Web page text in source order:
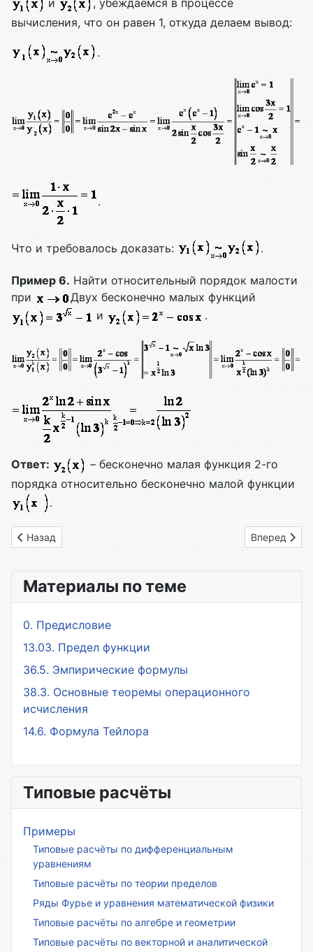
и
, убеждаемся в процессе
вычисления, что он равен 1, откуда делаем вывод:
.
.
Что и требовалось доказать: .
Пример 6. Найти относительный порядок малости
при
Двух бесконечно малых функций
и
.
Ответ:
– бесконечно малая функция 2-го
порядка относительно бесконечно малой функции
.
Предыдущий: 6.5 Вычисление пределов с помощью правила
Назад Следующий:
Вперед
Материалы по теме
0. Предисловие
13.03. Предел функции
36.5. Эмпирические формулы
38.3. Основные теоремы операционного
исчисления
14.6. Формула Тейлора
Типовые расчёты
Примеры
Типовые расчёты по дифференциальным
уравнениям
Типовые расчёты по теории пределов
Ряды Фурье и уравнения математической физики
Типовые расчёты по алгебре и геометрии
Типовые расчёты по векторной и аналитической